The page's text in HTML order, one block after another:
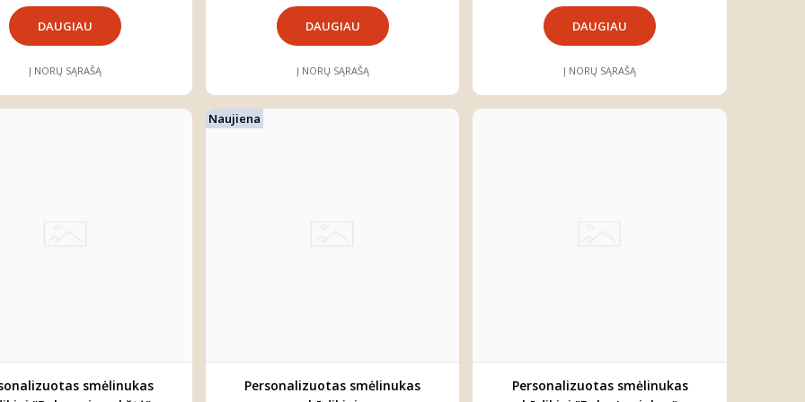
DAUGIAU
Į NORŲ SĄRAŠĄ
DAUGIAU
Į NORŲ SĄRAŠĄ
DAUGIAU
Į NORŲ SĄRAŠĄ
smėlinukas
Naujiena
Personalizuotas smėlinukas
Personalizuotas smėlinukas